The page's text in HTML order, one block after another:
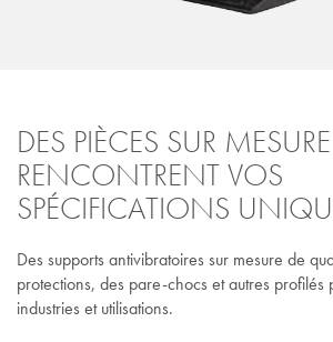
DES PIÈCES SUR
RENCONTRENT VOS
SPÉCIFICATIONS
Des supports antivibratoires sur mesure de
protections, des pare-chocs et autres profilés
industries et utilisations.